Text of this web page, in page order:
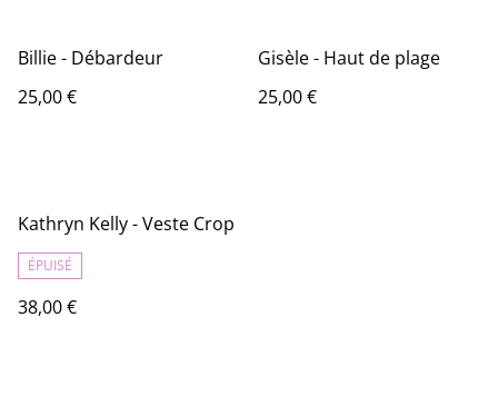
Billie - Débardeur
25,00 €
Gisèle - Haut de plage
25,00 €
Kathryn Kelly - Veste Crop
ÉPUISÉ
38,00 €